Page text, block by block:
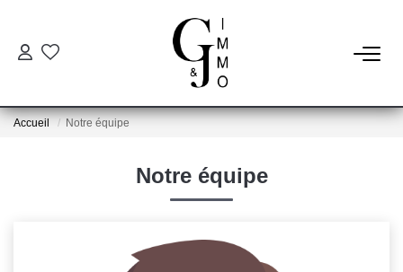
ESTIMER
BIENS VENDUS
NOTRE AGENCE
Accueil Notre équipe
Notre équipe